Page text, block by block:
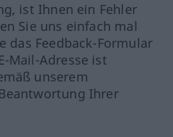
ist Ihnen ein Fehler
Sie uns einfach mal
das Feedback-Formular
Mail-Adresse ist
unserem
Ihrer